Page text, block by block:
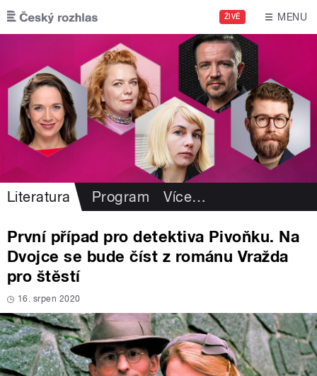
Přejít k hlavnímu obsahu
ŽIVĚ MENU
Literatura Program Více…
První případ pro detektiva Pivoňku. Na
Dvojce se bude číst z románu Vražda
pro štěstí
16. srpen 2020